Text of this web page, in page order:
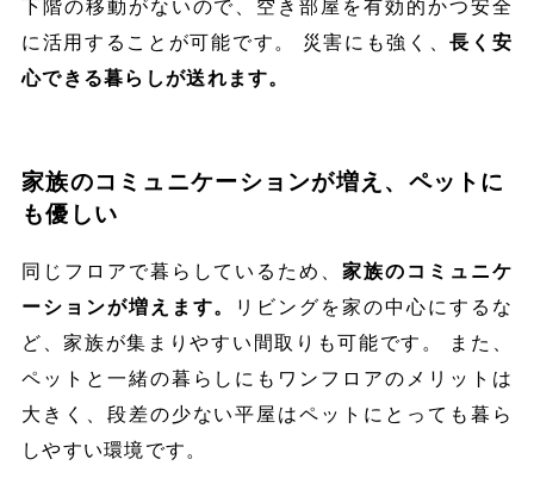
下階の移動がないので、空き部屋を有効的かつ安全
に活用することが可能です。 災害にも強く、長く安
心できる暮らしが送れます。
家族のコミュニケーションが増え、ペットに
も優しい
同じフロアで暮らしているため、家族のコミュニケ
ーションが増えます。
リビングを家の中心にするな
ど、家族が集まりやすい間取りも可能です。 また、
ペットと一緒の暮らしにもワンフロアのメリットは
大きく、段差の少ない平屋はペットにとっても暮ら
しやすい環境です。